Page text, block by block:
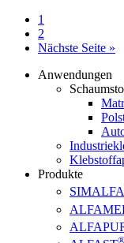
Go
to
page
1
Go
to
2
Nächste Seite »
Anwendungen
Produkte
SIMALFA